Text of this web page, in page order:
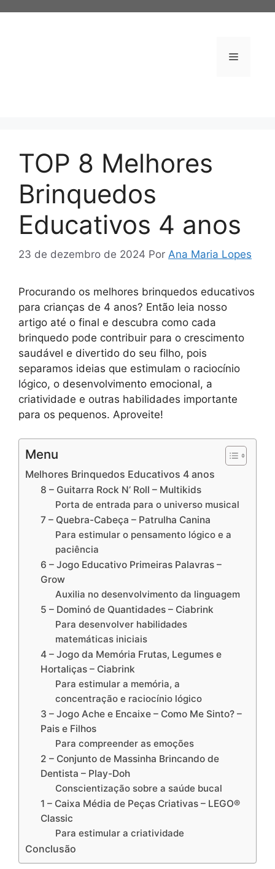
Menu
TOP 8 Melhores
Brinquedos
Educativos 4 anos
23 de dezembro de 2024 Por Ana Maria Lopes
Procurando os melhores brinquedos educativos
para crianças de 4 anos? Então leia nosso
artigo até o final e descubra como cada
brinquedo pode contribuir para o crescimento
saudável e divertido do seu filho, pois
separamos ideias que estimulam o raciocínio
lógico, o desenvolvimento emocional, a
criatividade e outras habilidades importante
para os pequenos. Aproveite!
Menu
Melhores Brinquedos Educativos 4 anos
8 – Guitarra Rock N’ Roll – Multikids
Porta de entrada para o universo musical
7 – Quebra-Cabeça – Patrulha Canina
Para estimular o pensamento lógico e a
paciência
6 – Jogo Educativo Primeiras Palavras –
Grow
Auxilia no desenvolvimento da linguagem
5 – Dominó de Quantidades – Ciabrink
Para desenvolver habilidades
matemáticas iniciais
4 – Jogo da Memória Frutas, Legumes e
Hortaliças – Ciabrink
Para estimular a memória, a
concentração e raciocínio lógico
3 – Jogo Ache e Encaixe – Como Me Sinto? –
Pais e Filhos
Para compreender as emoções
2 – Conjunto de Massinha Brincando de
Dentista – Play-Doh
Conscientização sobre a saúde bucal
1 – Caixa Média de Peças Criativas – LEGO®
Classic
Para estimular a criatividade
Conclusão